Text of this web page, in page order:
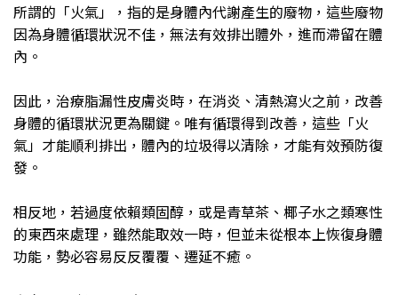
所謂的「火氣」，指的是身體內代謝產生的廢物，這些廢物
因為身體循環狀況不佳，無法有效排出體外，進而滯留在體
內。
因此，治療脂漏性皮膚炎時，在消炎、清熱瀉火之前，改善
身體的循環狀況更為關鍵。唯有循環得到改善，這些「火
氣」才能順利排出，體內的垃圾得以清除，才能有效預防復
發。
相反地，若過度依賴類固醇，或是青草茶、椰子水之類寒性
的東西來處理，雖然能取效一時，但並未從根本上恢復身體
功能，勢必容易反反覆覆、遷延不癒。